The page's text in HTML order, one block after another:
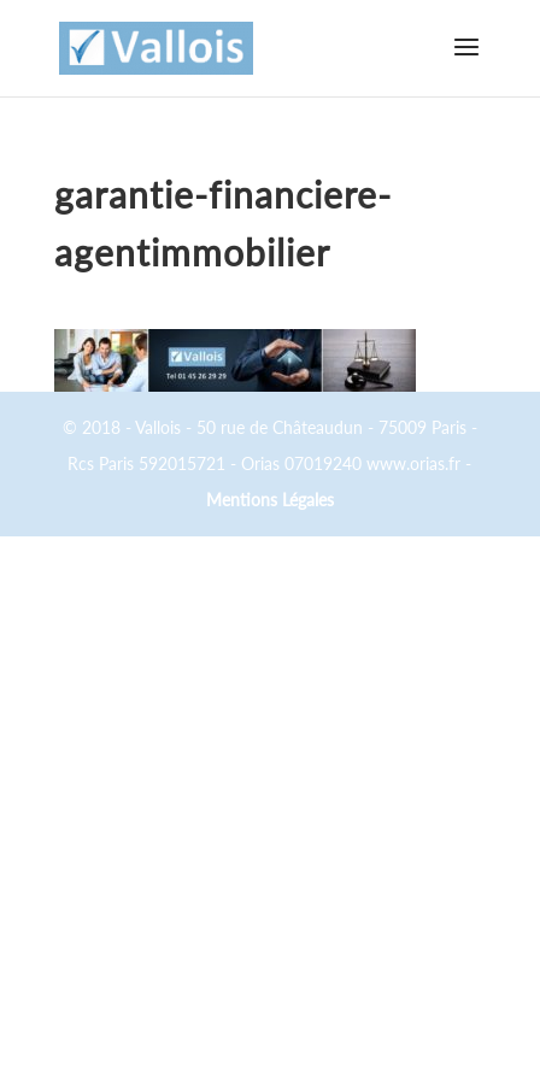
garantie-financiere-
agentimmobilier
© 2018 - Vallois - 50 rue de Châteaudun - 75009 Paris -
Rcs Paris 592015721 - Orias 07019240 www.orias.fr -
Mentions Légales